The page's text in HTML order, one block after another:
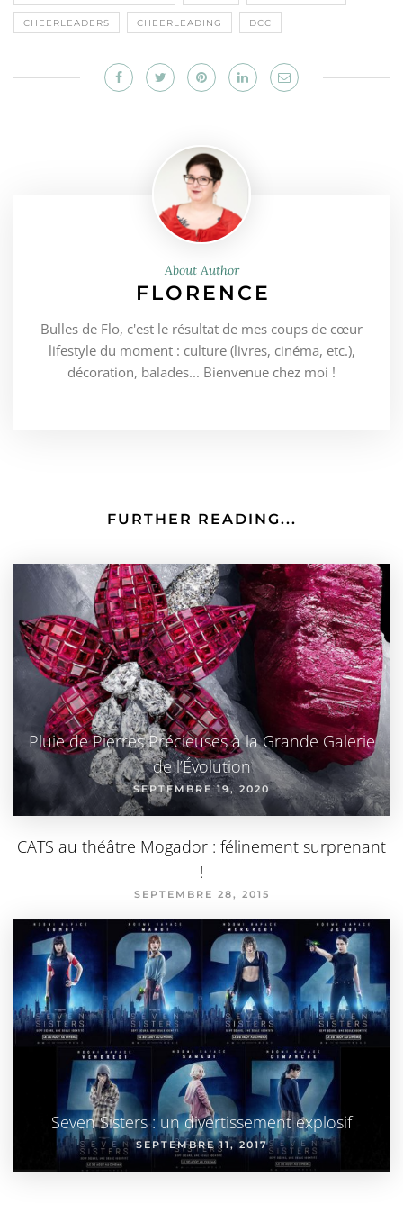
CHEERLEADERS CHEERLEADING DCC
About Author
FLORENCE
Bulles de Flo, c'est le résultat de mes coups de cœur
lifestyle du moment : culture (livres, cinéma, etc.),
décoration, balades... Bienvenue chez moi !
FURTHER READING...
Pluie de Pierres Précieuses à la Grande Galerie
de l’Évolution
SEPTEMBRE 19, 2020
CATS au théâtre Mogador : félinement surprenant
!
SEPTEMBRE 28, 2015
Seven Sisters : un divertissement explosif
SEPTEMBRE 11, 2017